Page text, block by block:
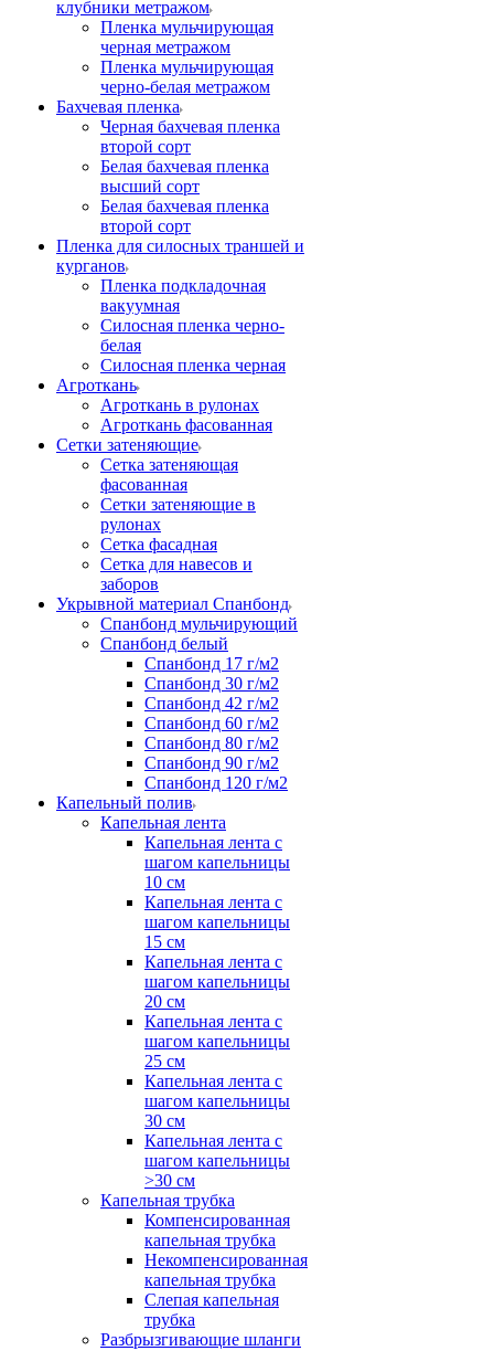
клубники метражом
Пленка мульчирующая
черная метражом
Пленка мульчирующая
черно-белая метражом
Бахчевая пленка
Черная бахчевая пленка
второй сорт
Белая бахчевая пленка
высший сорт
Белая бахчевая пленка
второй сорт
Пленка для силосных траншей и
курганов
Пленка подкладочная
вакуумная
Силосная пленка черно-
белая
Силосная пленка черная
Агроткань
Агроткань в рулонах
Агроткань фасованная
Сетки затеняющие
Сетка затеняющая
фасованная
Сетки затеняющие в
рулонах
Сетка фасадная
Сетка для навесов и
заборов
Укрывной материал Спанбонд
Спанбонд мульчирующий
Спанбонд белый
Спанбонд 17 г/м2
Спанбонд 30 г/м2
Спанбонд 42 г/м2
Спанбонд 60 г/м2
Спанбонд 80 г/м2
Спанбонд 90 г/м2
Спанбонд 120 г/м2
Капельный полив
Капельная лента
Капельная лента с
шагом капельницы
10 см
Капельная лента с
шагом капельницы
15 см
Капельная лента с
шагом капельницы
20 см
Капельная лента с
шагом капельницы
25 см
Капельная лента с
шагом капельницы
30 см
Капельная лента с
шагом капельницы
>30 см
Капельная трубка
Компенсированная
капельная трубка
Некомпенсированная
капельная трубка
Слепая капельная
трубка
Разбрызгивающие шланги